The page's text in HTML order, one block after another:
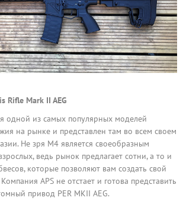
Rifle Mark II AEG
одной из самых популярных моделей
на рынке и представлен там во всем своем
Не зря М4 является своеобразным
ведь рынок предлагает сотни, а то и
которые позволяют вам создать свой
APS не отстает и готова представить
привод PER MKII AEG.